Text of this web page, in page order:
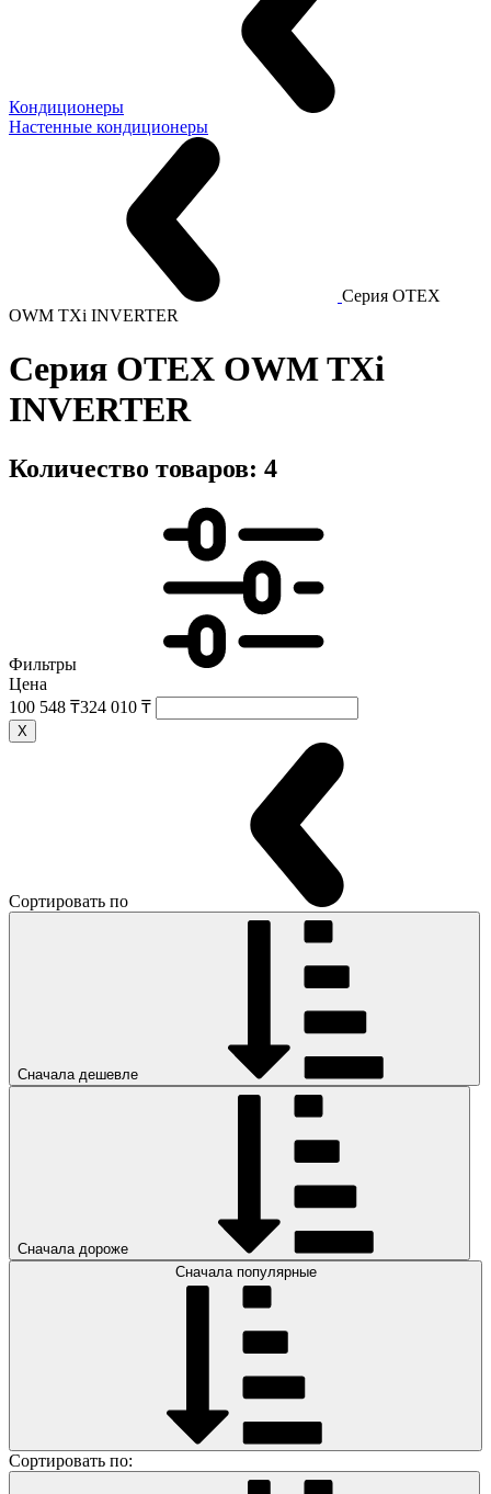
Кондиционеры
Настенные кондиционеры
Серия OTEX
OWM TXi INVERTER
Серия OTEX OWM TXi
INVERTER
Количество товаров: 4
Фильтры
Цена
100 548 ₸324 010 ₸
X
Сортировать по
Сначала дешевле
Сначала дороже
Сначала популярные
Сортировать по: